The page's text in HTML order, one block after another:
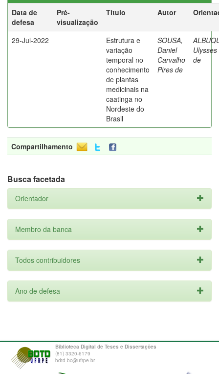
Data de
defesa
Pré-
visualização
Título Autor
29-Jul-2022
Estrutura e
variação
temporal no
conhecimento
de plantas
medicinais na
caatinga no
Nordeste do
Brasil
SOUSA,
Daniel
Carvalho
Pires de
de
Compartilhamento
Busca facetada
Orientador
Membro da banca
Todos contribuidores
Ano de defesa
Biblioteca Digital de Teses e Dissertações
(81) 3320-6179
bdtd.bc@ufrpe.br